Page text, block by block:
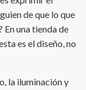
de que lo que
En una tienda de
es el diseño, no
la iluminación y